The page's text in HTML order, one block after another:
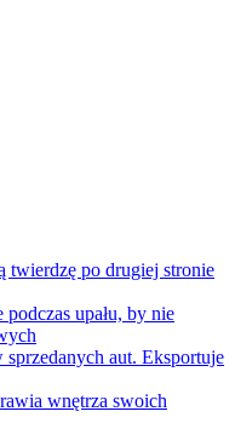
twierdzę po drugiej stronie
upału, by nie
aut. Eksportuje
wnętrza swoich